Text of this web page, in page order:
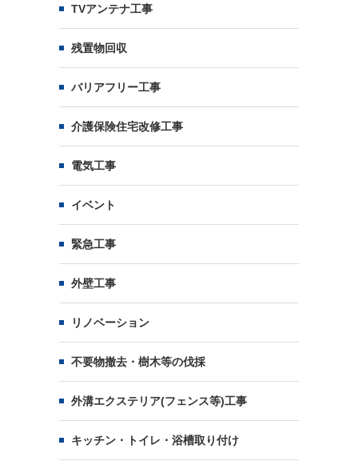
TVアンテナ工事
残置物回収
バリアフリー工事
介護保険住宅改修工事
電気工事
イベント
緊急工事
外壁工事
リノベーション
不要物撤去・樹木等の伐採
外溝エクステリア(フェンス等)工事
キッチン・トイレ・浴槽取り付け